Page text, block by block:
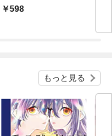
598
もっと見る